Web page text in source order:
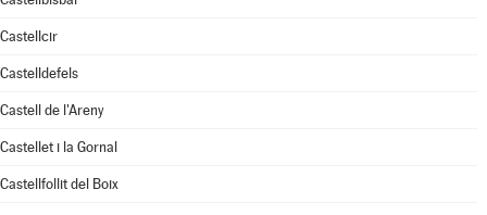
Castellcir
Castelldefels
Castell de l'Areny
Castellet i la Gornal
Castellfollit del Boix